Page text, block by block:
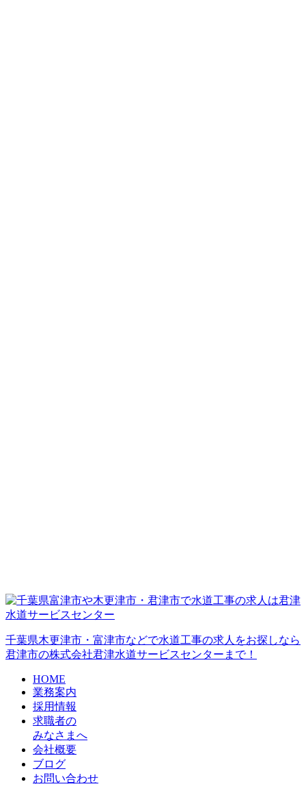
千葉県木更津市・富津市などで水道工事の求人をお探しなら
君津市の株式会社君津水道サービスセンターまで！
HOME
業務案内
採用情報
求職者の
みなさまへ
会社概要
ブログ
お問い合わせ